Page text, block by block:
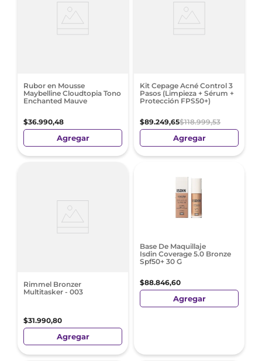
Rubor en Mousse
Maybelline Cloudtopia Tono
Enchanted Mauve
$36.990,48
Agregar
Kit Cepage Acné Control 3
Pasos (Limpieza + Sérum +
Protección FPS50+)
$89.249,65$118.999,53
Agregar
Rimmel Bronzer
Multitasker - 003
$31.990,80
Agregar
Base De Maquillaje
Isdin Coverage 5.0 Bronze
Spf50+ 30 G
$88.846,60
Agregar